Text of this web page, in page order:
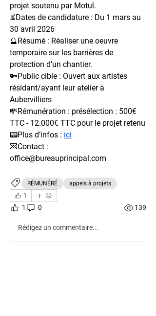
projet soutenu par Motul.
⏳Dates de candidature : Du 1 mars au
30 avril 2026
🔮Résumé : Réaliser une oeuvre
temporaire sur les barrières de
protection d’un chantier.
🔑Public cible : Ouvert aux artistes
résidant/ayant leur atelier à
Aubervilliers
💸Rémunération : présélection : 500€
TTC - 12.000€ TTC pour le projet retenu
📟Plus d’infos : ici
office@bureauprincipal.com
RÉMUNÉRÉ
appels à projets
1
1 0 139
Rédigez un commentaire...